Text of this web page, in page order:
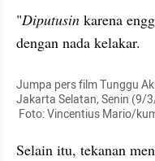
"Diputusin karena
dengan nada kelakar.
Jumpa pers film Tunggu
Jakarta Selatan, Senin (9/
Foto: Vincentius Mario/
Selain itu, tekanan